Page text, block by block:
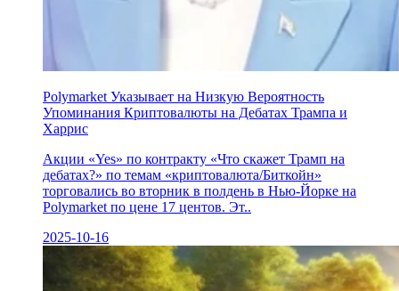
Polymarket Указывает на Низкую Вероятность
Упоминания Криптовалюты на Дебатах Трампа и
Харрис
Акции «Yes» по контракту «Что скажет Трамп на
дебатах?» по темам «криптовалюта/Биткойн»
торговались во вторник в полдень в Нью-Йорке на
Polymarket по цене 17 центов. Эт..
2025-10-16